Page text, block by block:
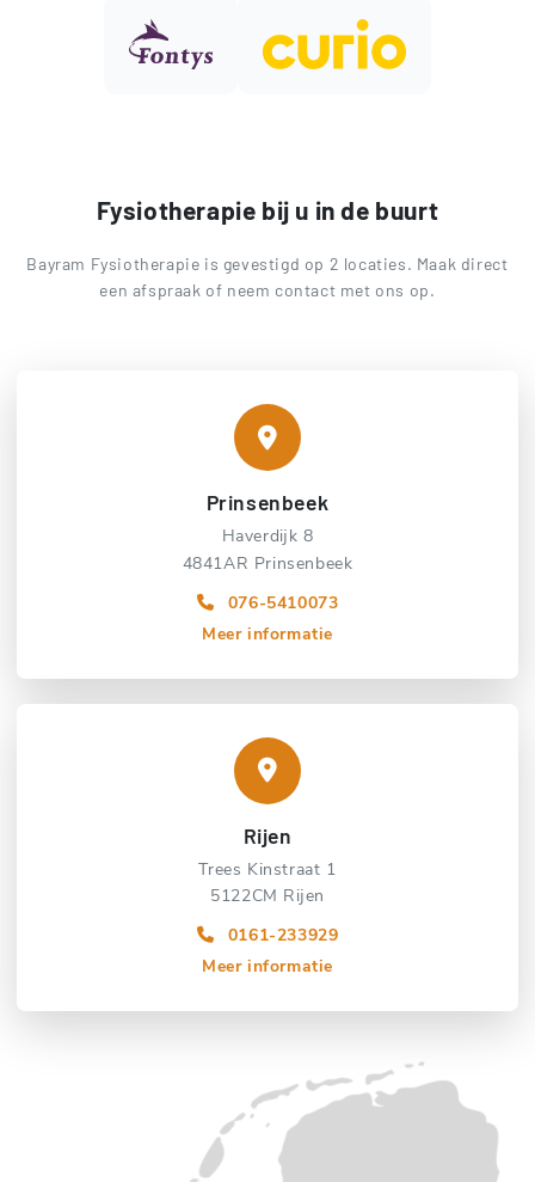
Fysiotherapie bij u in de buurt
Bayram Fysiotherapie is gevestigd op 2 locaties. Maak direct
een afspraak of neem contact met ons op.
Prinsenbeek
Haverdijk 8
4841AR Prinsenbeek
076-5410073
Meer informatie
Rijen
Trees Kinstraat 1
5122CM Rijen
0161-233929
Meer informatie